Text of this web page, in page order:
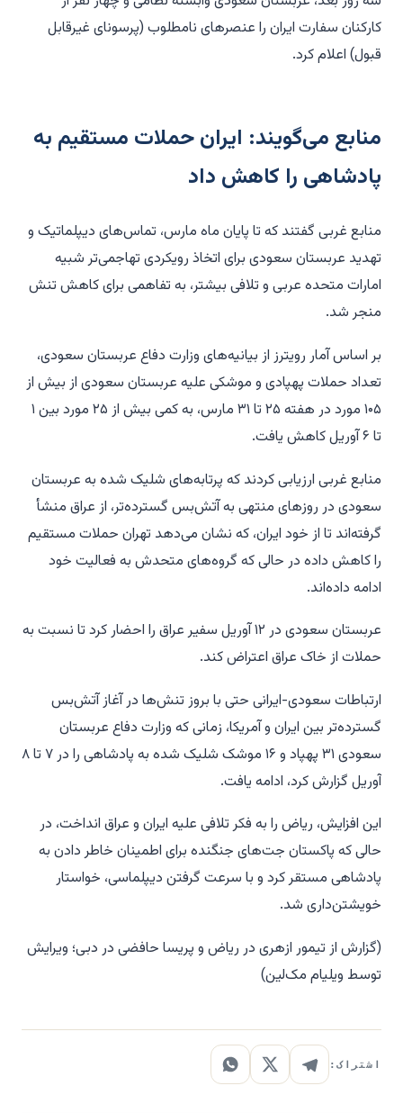
کارکنان سفارت ایران را عنصرهای نامطلوب (پرسونای غیرقابل
قبول) اعلام کرد.
منابع می‌گویند: ایران حملات مستقیم به
پادشاهی را کاهش داد
منابع غربی گفتند که تا پایان ماه مارس، تماس‌های دیپلماتیک و
تهدید عربستان سعودی برای اتخاذ رویکردی تهاجمی‌تر شبیه
امارات متحده عربی و تلافی بیشتر، به تفاهمی برای کاهش تنش
منجر شد.
بر اساس آمار رویترز از بیانیه‌های وزارت دفاع عربستان سعودی،
تعداد حملات پهپادی و موشکی علیه عربستان سعودی از بیش از
۱۰۵ مورد در هفته ۲۵ تا ۳۱ مارس، به کمی بیش از ۲۵ مورد بین ۱
تا ۶ آوریل کاهش یافت.
منابع غربی ارزیابی کردند که پرتابه‌های شلیک شده به عربستان
سعودی در روزهای منتهی به آتش‌بس گسترده‌تر، از عراق منشأ
گرفته‌اند تا از خود ایران، که نشان می‌دهد تهران حملات مستقیم
را کاهش داده در حالی که گروه‌های متحدش به فعالیت خود
ادامه داده‌اند.
عربستان سعودی در ۱۲ آوریل سفیر عراق را احضار کرد تا نسبت به
حملات از خاک عراق اعتراض کند.
ارتباطات سعودی-ایرانی حتی با بروز تنش‌ها در آغاز آتش‌بس
گسترده‌تر بین ایران و آمریکا، زمانی که وزارت دفاع عربستان
سعودی ۳۱ پهپاد و ۱۶ موشک شلیک شده به پادشاهی را در ۷ تا ۸
آوریل گزارش کرد، ادامه یافت.
این افزایش، ریاض را به فکر تلافی علیه ایران و عراق انداخت، در
حالی که پاکستان جت‌های جنگنده برای اطمینان خاطر دادن به
پادشاهی مستقر کرد و با سرعت گرفتن دیپلماسی، خواستار
خویشتن‌داری شد.
(گزارش از تیمور ازهری در ریاض و پریسا حافضی در دبی؛ ویرایش
توسط ویلیام مک‌لین)
اشتراک: